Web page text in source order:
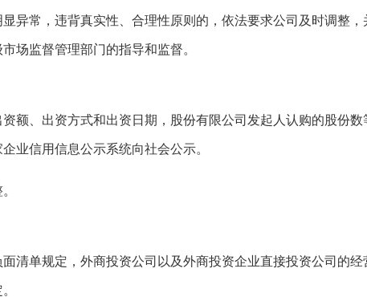
异常，违背真实性、合理性原则的，依法要求公司及时调整，
场监督管理部门的指导和监督。
额、出资方式和出资日期，股份有限公司发起人认购的股份数
业信用信息公示系统向社会公示。
清单规定，外商投资公司以及外商投资企业直接投资公司的经